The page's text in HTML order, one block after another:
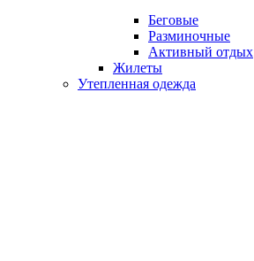
Беговые
Разминочные
Активный отдых
Жилеты
Утепленная одежда